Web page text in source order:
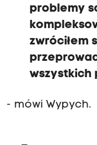
problemy
zwróciłem
wszystkich
- mówi Wypych.